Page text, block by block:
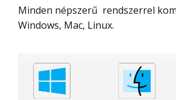
Minden népszerű rendszerrel kompatibilis:
Windows, Mac, Linux.